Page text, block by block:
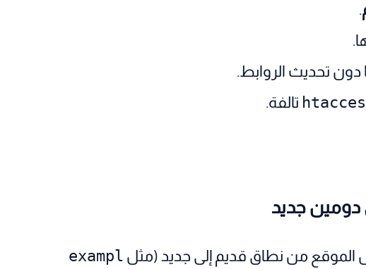
.
تحديث الروابط.
تالفة.
الموقع من نطاق قديم إلى جديد (مثل exampl